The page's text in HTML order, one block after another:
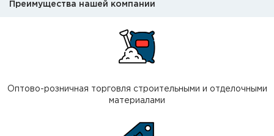
Преимущества нашей компании
Оптово-розничная торговля строительными и отделочными
материалами